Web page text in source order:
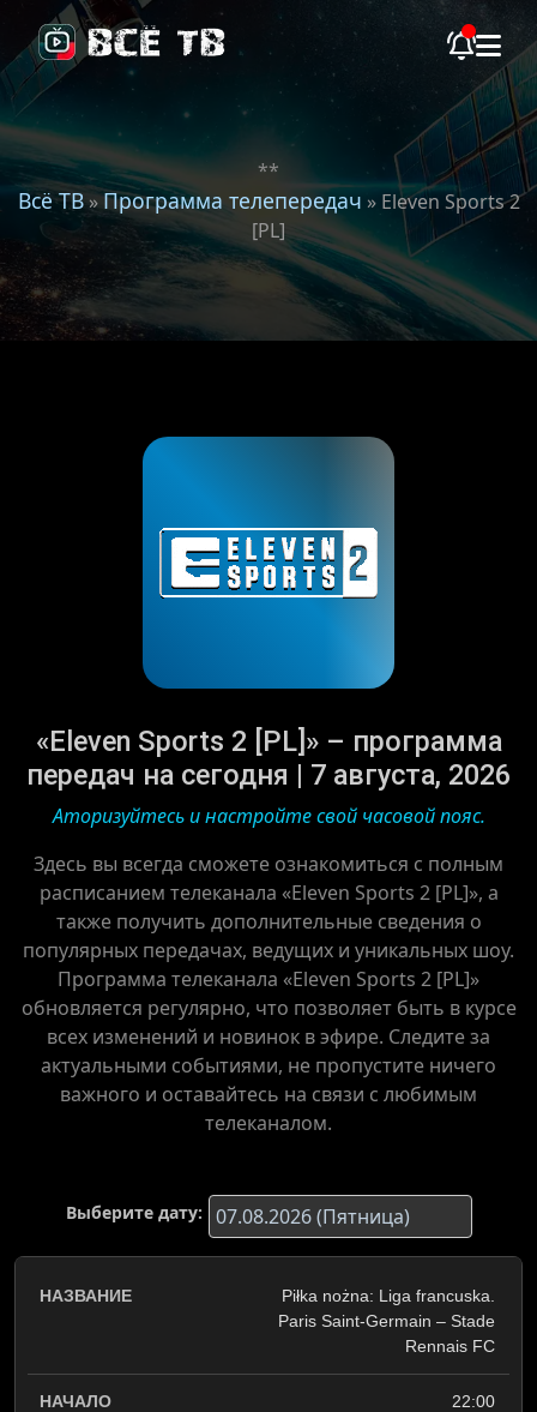
**
Всё ТВ»Программа телепередач » Eleven Sports 2
[PL]
«Eleven Sports 2 [PL]» – программа
передач на сегодня | 7 августа, 2026
Аторизуйтесь и настройте свой часовой пояс.
Здесь вы всегда сможете ознакомиться с полным
расписанием телеканала «Eleven Sports 2 [PL]», а
также получить дополнительные сведения о
популярных передачах, ведущих и уникальных шоу.
Программа телеканала «Eleven Sports 2 [PL]»
обновляется регулярно, что позволяет быть в курсе
всех изменений и новинок в эфире. Следите за
актуальными событиями, не пропустите ничего
важного и оставайтесь на связи с любимым
телеканалом.
Выберите дату:
Piłka nożna: Liga francuska.
Paris Saint-Germain – Stade
Rennais FC
22:00